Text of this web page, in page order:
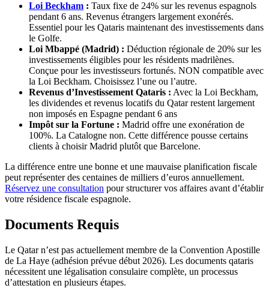
Loi Beckham : Taux fixe de 24% sur les revenus espagnols
pendant 6 ans. Revenus étrangers largement exonérés.
Essentiel pour les Qataris maintenant des investissements dans
le Golfe.
Loi Mbappé (Madrid) : Déduction régionale de 20% sur les
investissements éligibles pour les résidents madrilènes.
Conçue pour les investisseurs fortunés. NON compatible avec
la Loi Beckham. Choisissez l’une ou l’autre.
Revenus d’Investissement Qataris : Avec la Loi Beckham,
les dividendes et revenus locatifs du Qatar restent largement
non imposés en Espagne pendant 6 ans
Impôt sur la Fortune : Madrid offre une exonération de
100%. La Catalogne non. Cette différence pousse certains
clients à choisir Madrid plutôt que Barcelone.
La différence entre une bonne et une mauvaise planification fiscale
peut représenter des centaines de milliers d’euros annuellement.
Réservez une consultation pour structurer vos affaires avant d’établir
votre résidence fiscale espagnole.
Documents Requis
Le Qatar n’est pas actuellement membre de la Convention Apostille
de La Haye (adhésion prévue début 2026). Les documents qataris
nécessitent une légalisation consulaire complète, un processus
d’attestation en plusieurs étapes.